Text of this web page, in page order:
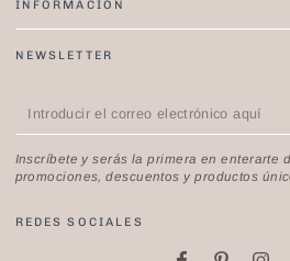
INFORMACIÓN
NEWSLETTER
Introducir
correo
Inscríbete y serás la primera en enterarte
promociones, descuentos y productos
REDES SOCIALES